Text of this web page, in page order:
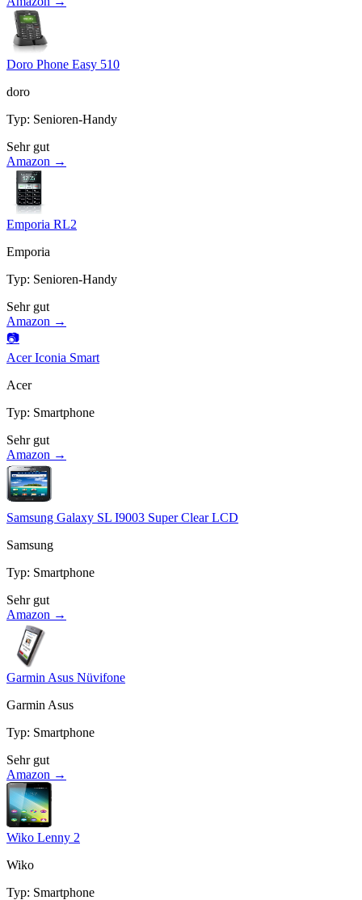
Doro Phone Easy 510
doro
Typ: Senioren-Handy
Sehr gut
Amazon →
Emporia RL2
Emporia
Typ: Senioren-Handy
Sehr gut
Amazon →
📷
Acer Iconia Smart
Acer
Typ: Smartphone
Sehr gut
Amazon →
Samsung Galaxy SL I9003 Super Clear LCD
Samsung
Typ: Smartphone
Sehr gut
Amazon →
Garmin Asus Nüvifone
Garmin Asus
Typ: Smartphone
Sehr gut
Amazon →
Wiko Lenny 2
Wiko
Typ: Smartphone